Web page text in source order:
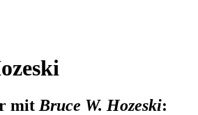
mit Bruce W. Hozeski: